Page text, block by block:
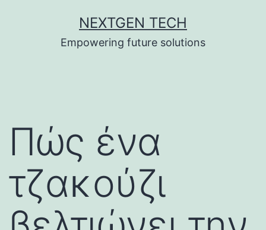
NEXTGEN TECH
Empowering future solutions
Πώς ένα
τζακούζι